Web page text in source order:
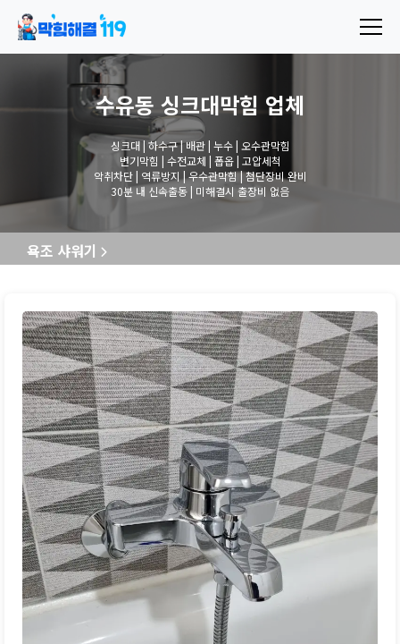
수유동 싱크대막힘 업체
싱크대 | 하수구 | 배관 | 누수 | 오수관막힘
변기막힘 | 수전교체 | 폽옵 | 고압세척
악취차단 | 역류방지 | 우수관막힘 | 첨단장비 완비
30분 내 신속출동 | 미해결시 출장비 없음
욕조 샤워기